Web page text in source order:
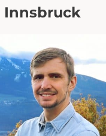
Innsbruck